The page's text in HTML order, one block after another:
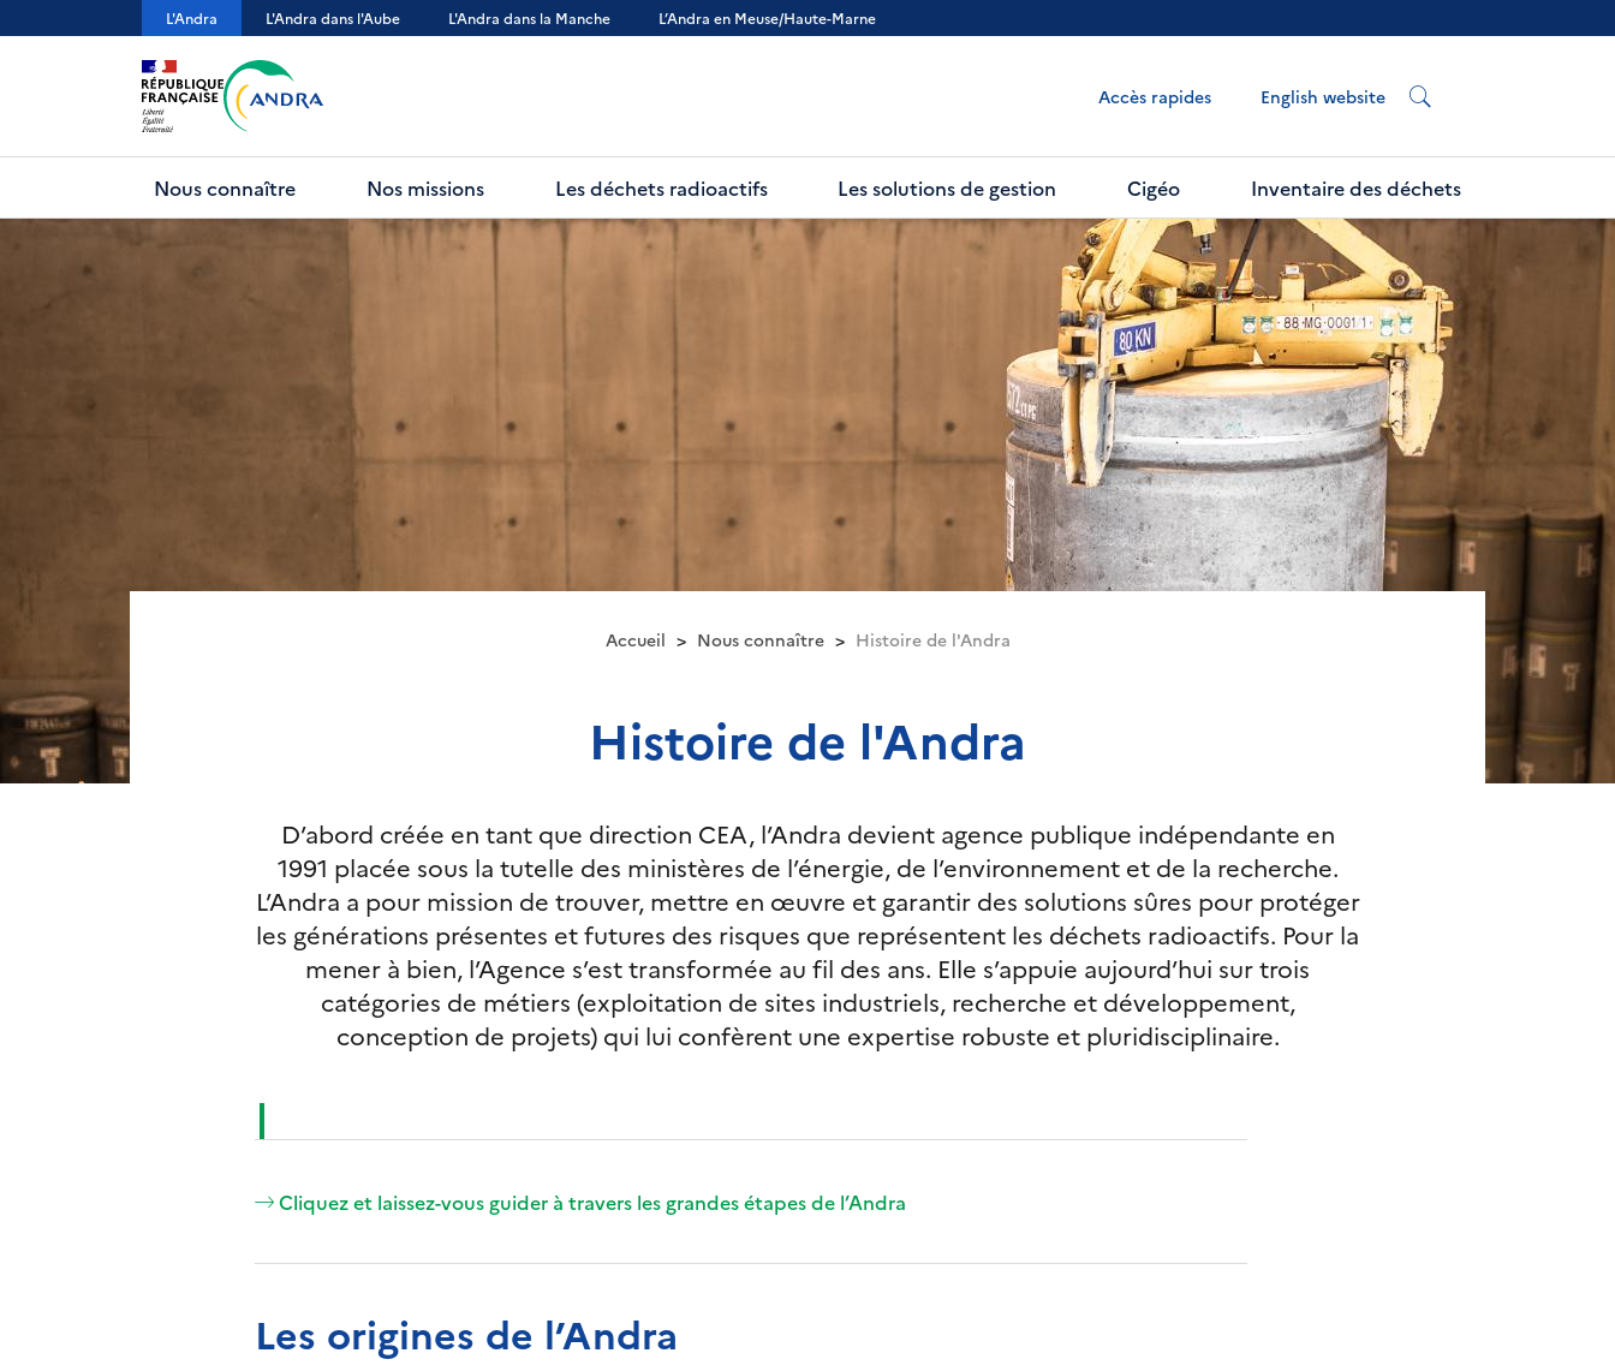
au
L'Andra L'Andra dans l'Aube L'Andra dans la Manche L’Andra en Meuse/Haute-Marne
Accès rapides English website
Nous connaître Nos missions Les déchets radioactifs Les solutions de gestion Cigéo Inventaire des déchets
Processus de recrutement
Next
Accueil Nous connaître Histoire de l'Andra
Histoire de l'Andra
D’abord créée en tant que direction CEA, l’Andra devient agence publique indépendante en
1991 placée sous la tutelle des ministères de l’énergie, de l’environnement et de la recherche.
L’Andra a pour mission de trouver, mettre en œuvre et garantir des solutions sûres pour protéger
les générations présentes et futures des risques que représentent les déchets radioactifs. Pour la
mener à bien, l’Agence s’est transformée au fil des ans. Elle s’appuie aujourd’hui sur trois
catégories de métiers (exploitation de sites industriels, recherche et développement,
conception de projets) qui lui confèrent une expertise robuste et pluridisciplinaire.
Cliquez et laissez-vous guider à travers les grandes étapes de l’Andra
Les origines de l’Andra